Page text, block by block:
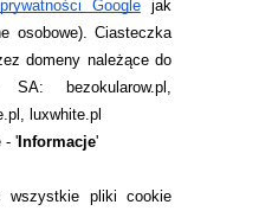
Googlejak
osobowe). Ciasteczka
domeny należące do
SA: bezokularow.pl,
luxwhite.pl
- 'Informacje'
wszystkie pliki cookie